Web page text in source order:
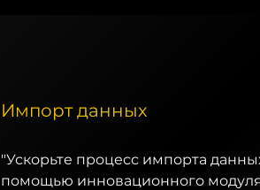
Импорт данных
"Ускорьте процесс импорта
помощью инновационного